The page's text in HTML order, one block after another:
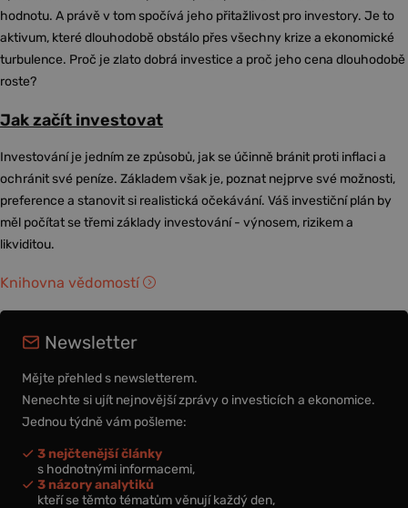
hodnotu. A právě v tom spočívá jeho přitažlivost pro investory. Je to
aktivum, které dlouhodobě obstálo přes všechny krize a ekonomické
turbulence. Proč je zlato dobrá investice a proč jeho cena dlouhodobě
roste?
Jak začít investovat
Investování je jedním ze způsobů, jak se účinně bránit proti inflaci a
ochránit své peníze. Základem však je, poznat nejprve své možnosti,
preference a stanovit si realistická očekávání. Váš investiční plán by
měl počítat se třemi základy investování - výnosem, rizikem a
likviditou.
Knihovna vědomostí
Newsletter
Mějte přehled s newsletterem.
Nenechte si ujít nejnovější zprávy o investicích a ekonomice.
Jednou týdně vám pošleme:
3 nejčtenější články
s hodnotnými informacemi,
3 názory analytiků
kteří se těmto tématům věnují každý den,